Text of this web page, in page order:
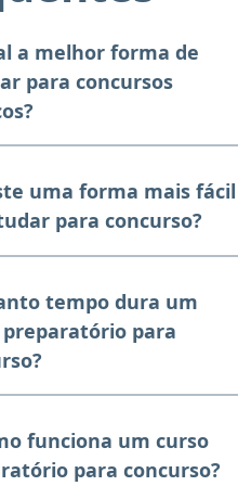
a melhor forma de
para concursos
uma forma mais fácil
para concurso?
tempo dura um
para
funciona um curso
para concurso?